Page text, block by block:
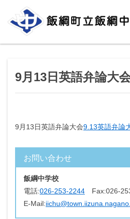
9月13日英語弁論大
9月13日英語弁論大会9.13英語弁論
お問い合わせ
飯綱中学校
電話:026-253-2244 Fax:026-
E-Mail: